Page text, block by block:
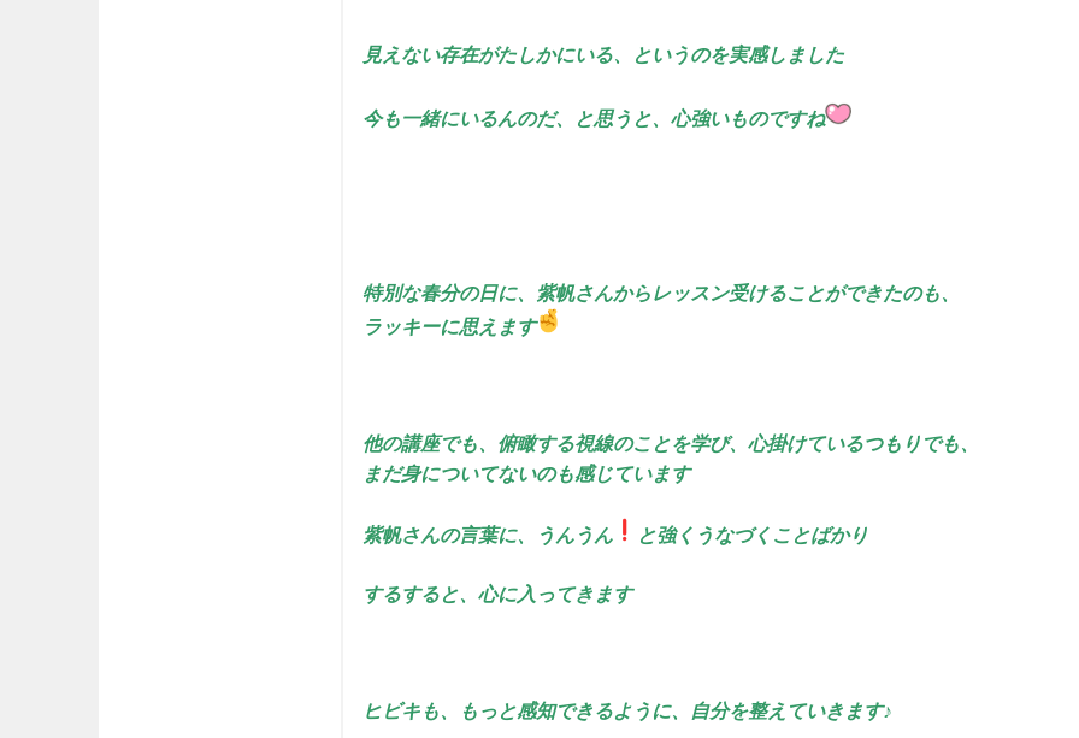
見えない存在がたしかにいる、というのを実感しました
今も一緒にいるんのだ、と思うと、心強いものですね
特別な春分の日に、紫帆さんからレッスン受けることができたのも、
ラッキーに思えます
他の講座でも、俯瞰する視線のことを学び、心掛けているつもりでも、
まだ身についてないのも感じています
紫帆さんの言葉に、うんうん ️と強くうなづくことばかり
するすると、心に入ってきます
ヒビキも、もっと感知できるように、自分を整えていきます♪